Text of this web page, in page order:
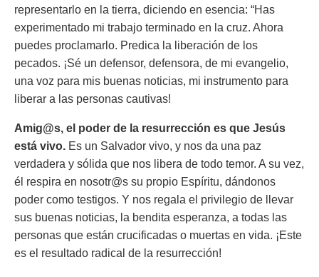
representarlo en la tierra, diciendo en esencia: “Has
experimentado mi trabajo terminado en la cruz. Ahora
puedes proclamarlo. Predica la liberación de los
pecados. ¡Sé un defensor, defensora, de mi evangelio,
una voz para mis buenas noticias, mi instrumento para
liberar a las personas cautivas!
Amig@s, el poder de la resurrección es que Jesús
está vivo. Es un Salvador vivo, y nos da una paz
verdadera y sólida que nos libera de todo temor. A su vez,
él respira en nosotr@s su propio Espíritu, dándonos
poder como testigos. Y nos regala el privilegio de llevar
sus buenas noticias, la bendita esperanza, a todas las
personas que están crucificadas o muertas en vida. ¡Este
es el resultado radical de la resurrección!